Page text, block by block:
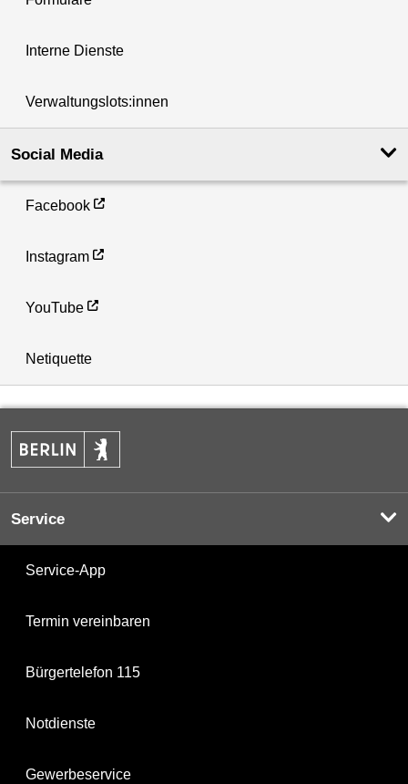
Interne Dienste
Verwaltungslots:innen
Social Media
Facebook
Instagram
YouTube
Netiquette
Service
Service-App
Termin vereinbaren
Bürgertelefon 115
Notdienste
Gewerbeservice